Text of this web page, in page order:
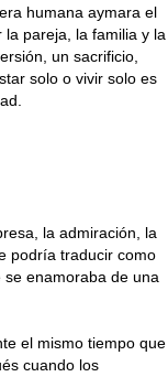
humana aymara el
pareja, la familia y la
un sacrificio,
solo o vivir solo es
la admiración, la
podría traducir como
enamoraba de una
el mismo tiempo que
cuando los